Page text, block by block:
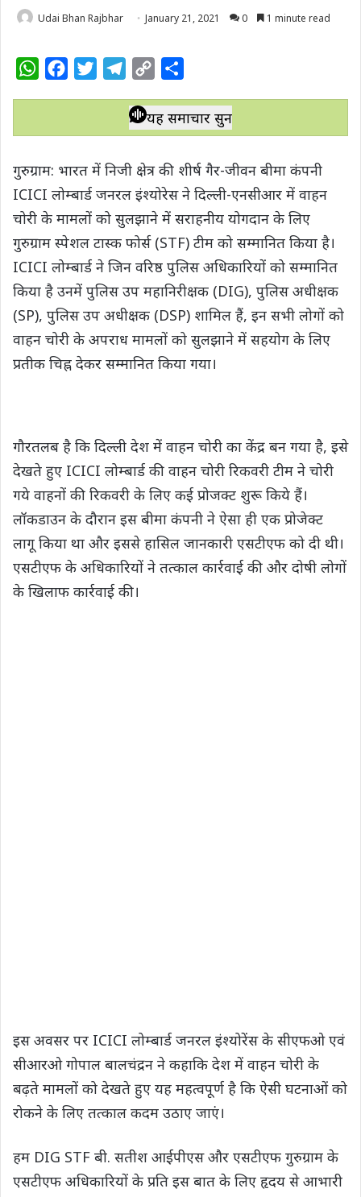
Udai Bhan Rajbhar January 21, 2021 0 1 minute read
W
t
A
p
p
e
o
o
k
t
t
e
r
l
e
g
r
a
m
p
y
n
k
a
r
e
यह समाचार सुनें
गुरुग्राम: भारत में निजी क्षेत्र की शीर्ष गैर-जीवन बीमा कंपनी
ICICI लोम्बार्ड जनरल इंश्योरेस ने दिल्ली-एनसीआर में वाहन
चोरी के मामलों को सुलझाने में सराहनीय योगदान के लिए
गुरुग्राम स्पेशल टास्क फोर्स (STF) टीम को सम्मानित किया है।
ICICI लोम्बार्ड ने जिन वरिष्ठ पुलिस अधि‍कारियों को सम्मानित
किया है उनमें पुलिस उप महानिरीक्षक (DIG), पुलिस अधीक्षक
(SP), पुलिस उप अधीक्षक (DSP) शामिल हैं, इन सभी लोगों को
वाहन चोरी के अपराध मामलों को सुलझाने में सहयोग के लिए
प्रतीक चिह्न देकर सम्मानित किया गया।
गौरतलब है कि दिल्ली देश में वाहन चोरी का केंद्र बन गया है, इसे
देखते हुए ICICI लोम्बार्ड की वाहन चोरी रिकवरी टीम ने चोरी
गये वाहनों की रिकवरी के लिए कई प्रोजक्ट शुरू किये हैं।
लॉकडाउन के दौरान इस बीमा कंपनी ने ऐसा ही एक प्रोजेक्ट
लागू किया था और इससे हासिल जानकारी एसटीएफ को दी थी।
एसटीएफ के अधि‍कारियों ने तत्काल कार्रवाई की और दोषी लोगों
के खि‍लाफ कार्रवाई की।
इस अवसर पर ICICI लोम्बार्ड जनरल इंश्योरेंस के सीएफओ एवं
सीआरओ गोपाल बालचंद्रन ने कहाकि देश में वाहन चोरी के
बढ़ते मामलों को देखते हुए यह महत्वपूर्ण है कि ऐसी घटनाओं को
रोकने के लिए तत्काल कदम उठाए जाएं।
हम DIG STF बी. सतीश आईपीएस और एसटीएफ गुरुग्राम के
एसटीएफ अधि‍कारियों के प्रति इस बात के लिए हृदय से आभारी